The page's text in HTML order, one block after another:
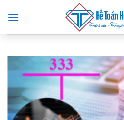
content